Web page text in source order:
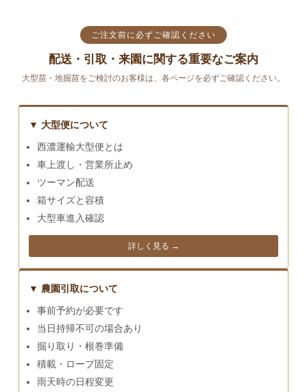
ご注文前に必ずご確認ください
配送・引取・来園に関する重要なご案内
大型苗・地掘苗をご検討のお客様は、各ページを必ずご確認ください。
▼ 大型便について
西濃運輸大型便とは
車上渡し・営業所止め
ツーマン配送
箱サイズと容積
大型車進入確認
詳しく見る →
▼ 農園引取について
事前予約が必要です
当日持帰不可の場合あり
掘り取り・根巻準備
積載・ロープ固定
雨天時の日程変更